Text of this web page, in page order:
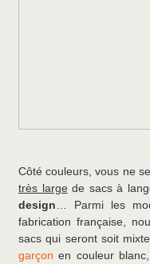
Côté couleurs, vous ne
très large de sacs à
design … Parmi les
fabrication française,
sacs qui seront soit
garçon en couleur